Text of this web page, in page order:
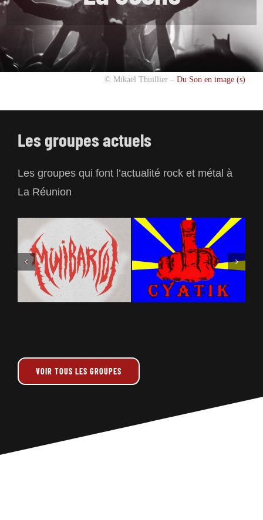
© Mikaël Thuillier –Du Son en image (s)
Les groupes actuels
Les groupes qui font l’actualité rock et métal à
La Réunion
Minibar(d) CyatiK
VOIR TOUS LES GROUPES